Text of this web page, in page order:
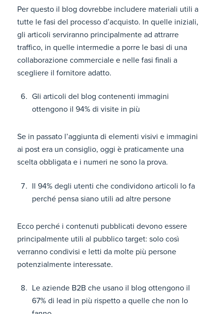
Per questo il blog dovrebbe includere materiali utili a
tutte le fasi del processo d’acquisto. In quelle iniziali,
gli articoli serviranno principalmente ad attrarre
traffico, in quelle intermedie a porre le basi di una
collaborazione commerciale e nelle fasi finali a
scegliere il fornitore adatto.
Gli articoli del blog contenenti immagini
ottengono il 94% di visite in più
Se in passato l’aggiunta di elementi visivi e immagini
ai post era un consiglio, oggi è praticamente una
scelta obbligata e i numeri ne sono la prova.
Il 94% degli utenti che condividono articoli lo fa
perché pensa siano utili ad altre persone
Ecco perché i contenuti pubblicati devono essere
principalmente utili al pubblico target: solo così
verranno condivisi e letti da molte più persone
potenzialmente interessate.
Le aziende B2B che usano il blog ottengono il
67% di lead in più rispetto a quelle che non lo